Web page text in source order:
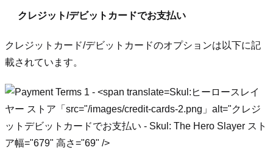
クレジット/デビットカードでお支払い
クレジットカード/デビットカードのオプションは以下に記
載されています。
Skul:ヒーロースレイ
ヤー ストア「src="/images/credit-cards-2.png」alt="クレジ
ットデビットカードでお支払い - Skul: The Hero Slayer スト
ア幅="679" 高さ="69" />